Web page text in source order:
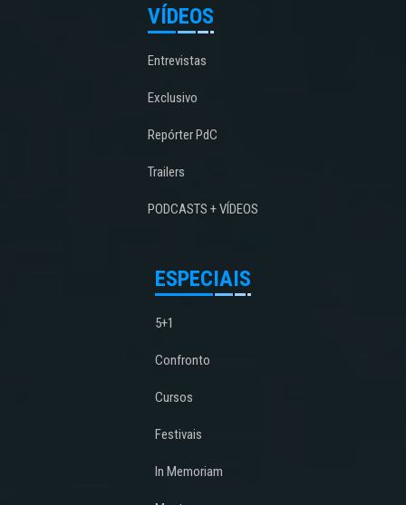
VÍDEOS
Entrevistas
Exclusivo
Repórter PdC
Trailers
PODCASTS + VÍDEOS
ESPECIAIS
5+1
Confronto
Cursos
Festivais
In Memoriam